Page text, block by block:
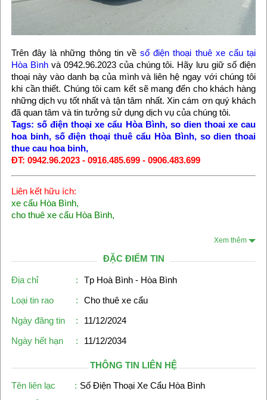
Trên đây là những thông tin vềsố điện thoại thuê xe cẩu tại
Hòa Bìnhvà 0942.96.2023 của chúng tôi. Hãy lưu giữ số điện
thoại này vào danh bạ của mình và liên hệ ngay với chúng tôi
khi cần thiết. Chúng tôi cam kết sẽ mang đến cho khách hàng
những dịch vụ tốt nhất và tận tâm nhất. Xin cám ơn quý khách
đã quan tâm và tin tưởng sử dụng dịch vụ của chúng tôi.
Tags: số điện thoại xe cẩu Hòa Bình, so dien thoai xe cau
hoa binh, số điện thoại thuê cẩu Hòa Bình, so dien thoai
thue cau hoa binh,
ĐT: 0942.96.2023 - 0916.485.699 - 0906.483.699
Liên kết hữu ích:
xe cẩu Hòa Bình,
cho thuê xe cẩu Hòa Bình,
Xem thêm
ĐẶC ĐIỂM TIN
Địa chỉ :
Tp Hoà Bình - Hòa Bình
Loại tin rao
:
Cho thuê xe cẩu
Ngày đăng tin
:
11/12/2024
Ngày hết hạn
: 11/12/2034
THÔNG TIN LIÊN HỆ
Tên liên lạc
: Số Điện Thoại Xe Cẩu Hòa Bình